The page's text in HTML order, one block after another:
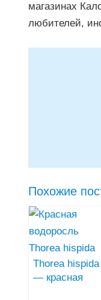
магазинах
любителей,
Похожие
Thorea hispida
— красная